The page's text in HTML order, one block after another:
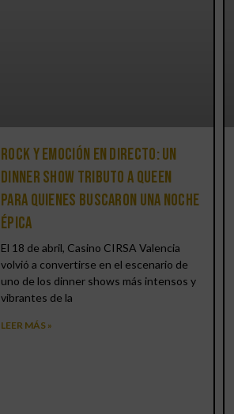
Rock y emoción en directo: un
Dinner Show Tributo a Queen
para quienes buscaron una noche
épica
El 18 de abril, Casino CIRSA Valencia
volvió a convertirse en el escenario de
uno de los dinner shows más intensos y
vibrantes de la
LEER MÁS »